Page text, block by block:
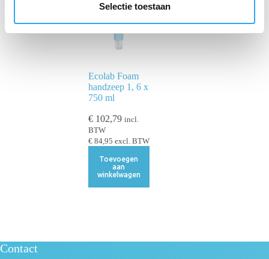
t
Selectie toestaan
Ecolab Foam
handzeep 1, 6 x
750 ml
€102,79 incl.
BTW
€84,95 excl. BTW
Toevoegen
aan
winkelwagen
Contact